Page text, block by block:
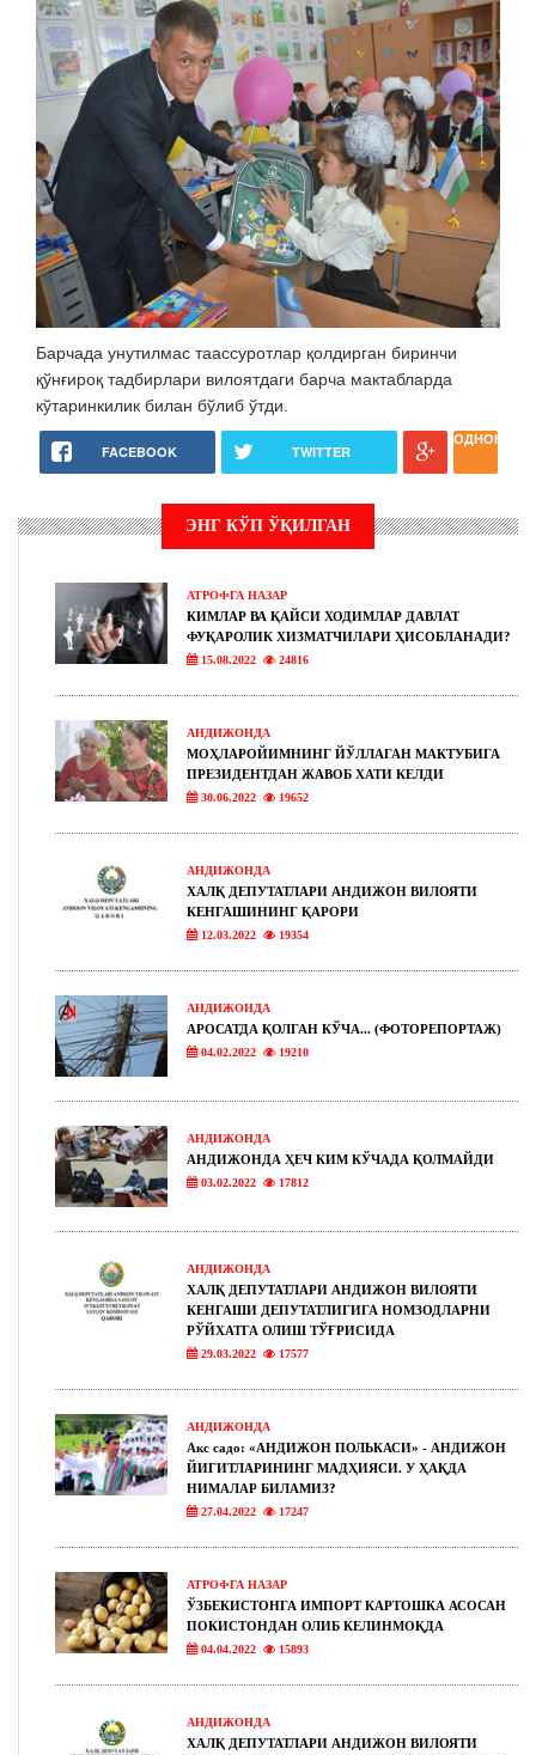
Барчада унутилмас таассуротлар қолдирган биринчи
қўнғироқ тадбирлари вилоятдаги барча мактабларда
кўтаринкилик билан бўлиб ўтди.
FACEBOOK TWITTER
ЭНГ КЎП ЎҚИЛГАН
АТРОФГА НАЗАР
КИМЛАР ВА ҚАЙСИ ХОДИМЛАР ДАВЛАТ
ФУҚАРОЛИК ХИЗМАТЧИЛАРИ ҲИСОБЛАНАДИ?
15.08.2022 24816
АНДИЖОНДА
МОҲЛАРОЙИМНИНГ ЙЎЛЛАГАН МАКТУБИГА
ПРЕЗИДЕНТДАН ЖАВОБ ХАТИ КЕЛДИ
30.06.2022 19652
АНДИЖОНДА
ХАЛҚ ДЕПУТАТЛАРИ АНДИЖОН ВИЛОЯТИ
КЕНГАШИНИНГ ҚАРОРИ
12.03.2022 19354
АНДИЖОНДА
АРОСАТДА ҚОЛГАН КЎЧА... (ФОТОРЕПОРТАЖ)
04.02.2022 19210
АНДИЖОНДА
АНДИЖОНДА ҲЕЧ КИМ КЎЧАДА ҚОЛМАЙДИ
03.02.2022 17812
АНДИЖОНДА
ХАЛҚ ДЕПУТАТЛАРИ АНДИЖОН ВИЛОЯТИ
КЕНГАШИ ДЕПУТАТЛИГИГА НОМЗОДЛАРНИ
РЎЙХАТГА ОЛИШ ТЎҒРИСИДА
29.03.2022 17577
АНДИЖОНДА
Акс садо: «АНДИЖОН ПОЛЬКАСИ» - АНДИЖОН
ЙИГИТЛАРИНИНГ МАДҲИЯСИ. У ҲАҚДА
НИМАЛАР БИЛАМИЗ?
27.04.2022 17247
АТРОФГА НАЗАР
ЎЗБЕКИСТОНГА ИМПОРТ КАРТОШКА АСОСАН
ПОКИСТОНДАН ОЛИБ КЕЛИНМОҚДА
04.04.2022 15893
АНДИЖОНДА
ХАЛҚ ДЕПУТАТЛАРИ АНДИЖОН ВИЛОЯТИ